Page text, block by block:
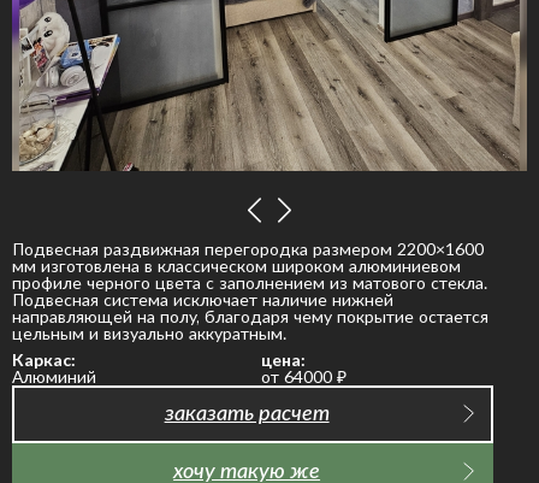
Подвесная раздвижная перегородка размером 2200×1600
мм изготовлена в классическом широком алюминиевом
профиле черного цвета с заполнением из матового стекла.
Подвесная система исключает наличие нижней
направляющей на полу, благодаря чему покрытие остается
цельным и визуально аккуратным.
Каркас:
Алюминий
цена:
от 64000 ₽
заказать расчет
хочу такую же